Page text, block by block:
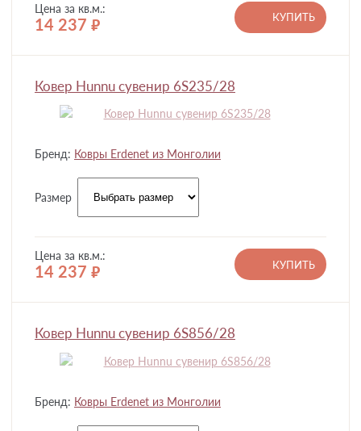
Цена за кв.м.:
14 237 руб.
КУПИТЬ
Ковер Hunnu сувенир 6S235/28
Бренд: Ковры Erdenet из Монголии
Размер
Цена за кв.м.:
14 237 руб.
КУПИТЬ
Ковер Hunnu сувенир 6S856/28
Бренд: Ковры Erdenet из Монголии